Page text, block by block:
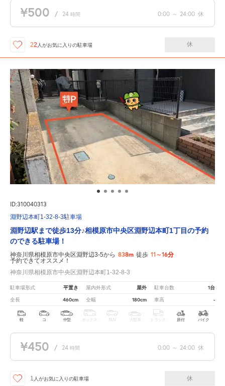
¥500 / 24 時間 0:00 ～ 24:00 休
22 人がお気に入りの駐車場 休
ID:310040313
淵野辺本町1-32-8-3駐車場
淵野辺駅まで徒歩13分♪相模原市中央区淵野辺本町1丁目の予約
のできる駐車場！
神奈川県相模原市中央区淵野辺3-5から 838m 徒歩 11～16分
予約できてオススメ！
神奈川県相模原市中央区淵野辺本町1-32-8-3
駐車場形式 平置き 屋内外形式 屋外 駐車台数 1台
全長 460cm 全幅 180cm 車高 -
軽 コ 中型 ボックス SUV 大型車 トラック 原付 バイク
¥450 / 24 時間 0:00 ～ 24:00 休
1 人がお気に入りの駐車場 休